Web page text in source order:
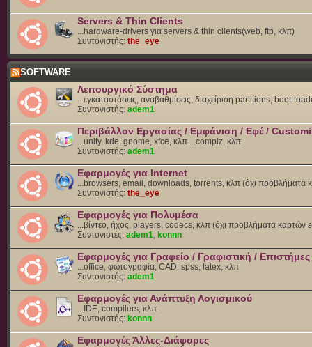
Servers & Thin Clients
...hardware-drivers για servers & thin clients(web, ftp, κλπ)
Συντονιστής: the_eye
SOFTWARE
Λειτουργικό Σύστημα
...εγκαταστάσεις, αναβαθμίσεις, διαχείριση partitions, boot-
Συντονιστής: adem1
Περιβάλλον Εργασίας / Εμφάνιση / Εφέ /
...unity, kde, gnome, xfce, κλπ ...compiz, κλπ
Συντονιστής: adem1
Εφαρμογές για Internet
...browsers, email, downloads, torrents, κλπ (όχι προβλήματα
Συντονιστής: the_eye
Εφαρμογές για Πολυμέσα
...βίντεο, ήχος, players, codecs, κλπ (όχι προβλήματα καρτών
Συντονιστές: adem1 konnn
Εφαρμογές για Γραφείο / Γραφιστική / Επιστήμες
...office, φωτογραφία, CAD, spss, latex, κλπ
Συντονιστής: adem1
Εφαρμογές για Ανάπτυξη Λογισμικού
...IDE, compilers, κλπ
Συντονιστής: konnn
Εφαρμογές Άλλες-Διάφορες